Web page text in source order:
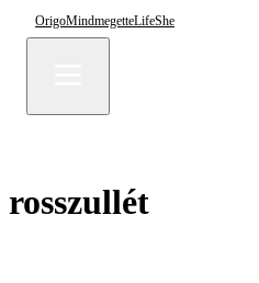
OrigoMindmegetteLifeShe
rosszullét